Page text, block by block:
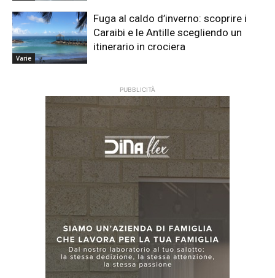
Varie
Fuga al caldo d’inverno: scoprire i
Caraibi e le Antille scegliendo un
itinerario in crociera
PUBBLICITÀ